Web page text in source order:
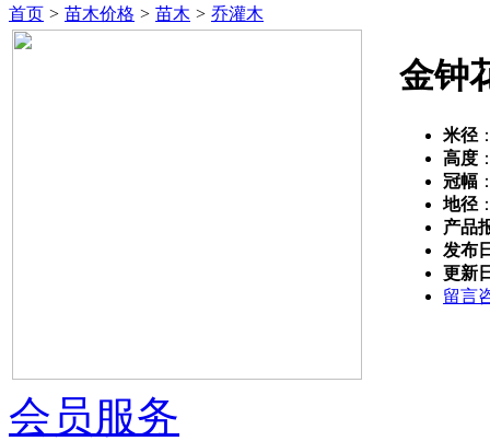
首页 > 苗木价格 > 苗木 > 乔灌木
金钟
米径
高度
冠幅
地径
产品
发布
更新
留言
会员服务